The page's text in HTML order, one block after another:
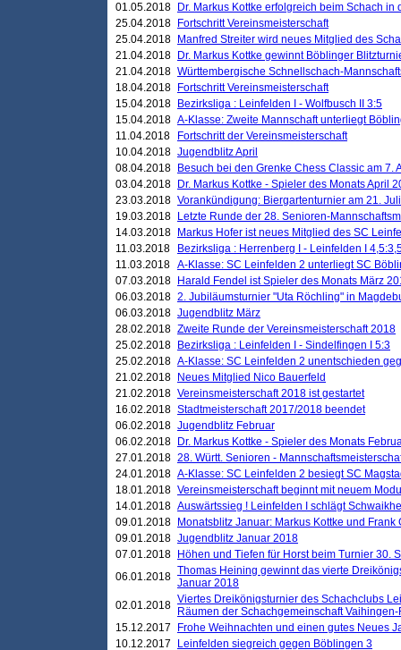
01.05.2018
Dr. Markus Kottke erfolgreich beim Schach
25.04.2018
Fortschritt Vereinsmeisterschaft
25.04.2018
Manfred Streiter wird neues Mitglied des
21.04.2018
Dr. Markus Kottke gewinnt Böblinger
21.04.2018 Württembergische Schnellschach-
18.04.2018
Fortschritt Vereinsmeisterschaft
15.04.2018
Bezirksliga : Leinfelden I - Wolfbusch II 3:5
15.04.2018 A-Klasse: Zweite Mannschaft unterliegt
11.04.2018
Fortschritt der Vereinsmeisterschaft
10.04.2018 Jugendblitz April
08.04.2018
Besuch bei den Grenke Chess Classic am 7.
03.04.2018
Dr. Markus Kottke - Spieler des Monats April
23.03.2018 Vorankündigung: Biergartenturnier am 21.
19.03.2018
Letzte Runde der 28. Senioren-
14.03.2018
Markus Hofer ist neues Mitglied des SC
11.03.2018
Bezirksliga : Herrenberg I - Leinfelden I
11.03.2018 A-Klasse: SC Leinfelden 2 unterliegt SC
07.03.2018
Harald Fendel ist Spieler des Monats März
06.03.2018 2. Jubiläumsturnier "Uta Röchling" in
06.03.2018 Jugendblitz März
28.02.2018 Zweite Runde der Vereinsmeisterschaft 2018
25.02.2018
Bezirksliga : Leinfelden I - Sindelfingen I 5:3
25.02.2018 A-Klasse: SC Leinfelden 2 unentschieden
21.02.2018
Neues Mitglied Nico Bauerfeld
21.02.2018 Vereinsmeisterschaft 2018 ist gestartet
16.02.2018 Stadtmeisterschaft 2017/2018 beendet
06.02.2018 Jugendblitz Februar
06.02.2018
Dr. Markus Kottke - Spieler des Monats
27.01.2018 28. Württ. Senioren -
24.01.2018 A-Klasse: SC Leinfelden 2 besiegt SC
18.01.2018 Vereinsmeisterschaft beginnt mit neuem
14.01.2018 Auswärtssieg ! Leinfelden I schlägt
09.01.2018
Monatsblitz Januar: Markus Kottke und
09.01.2018 Jugendblitz Januar 2018
07.01.2018
Höhen und Tiefen für Horst beim Turnier 30.
06.01.2018 Thomas Heining gewinnt das vierte
Januar 2018
02.01.2018 Viertes Dreikönigsturnier des Schachclubs
Räumen der Schachgemeinschaft
15.12.2017
Frohe Weihnachten und einen gutes Neues
10.12.2017
Leinfelden siegreich gegen Böblingen 3